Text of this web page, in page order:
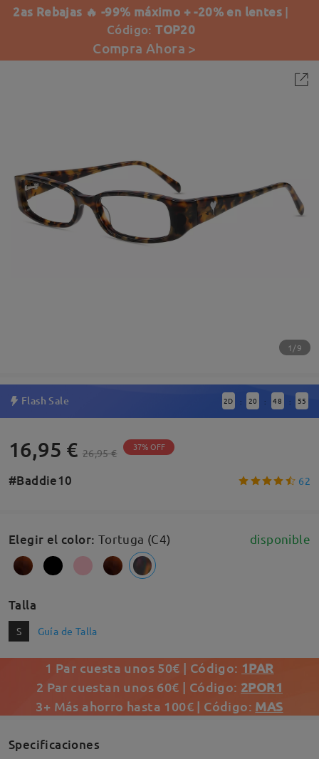
2as Rebajas 🔥 -99% máximo + -20% en lentes |
Código:TOP20
Compra Ahora >
1/9
Flash Sale 2D : 20 : 48 : 55
16,95 € 26,95 € 37% OFF
#Baddie10 62
Elegir el color: Tortuga (C4) disponible
Talla
S Guía de Talla
1 Par cuesta unos 50€ | Código: 1PAR
2 Par cuestan unos 60€ | Código: 2POR1
3+ Más ahorro hasta 100€ | Código: MAS
Specificaciones